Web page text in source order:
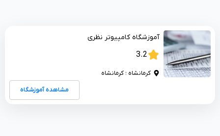
آموزشگاه کامپیوتر نظری
3.2
کرمانشاه ؛ کرمانشاه
مشاهده آموزشگاه